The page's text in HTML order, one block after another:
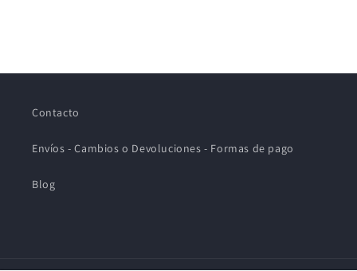
Contacto
Envíos - Cambios o Devoluciones - Formas de pago
Blog